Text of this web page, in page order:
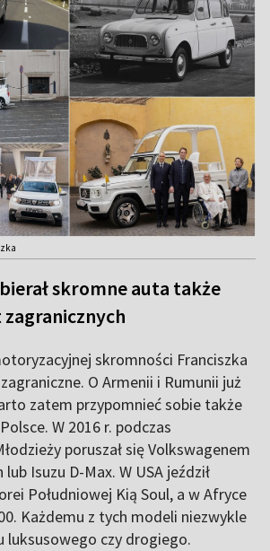
skromne auta także
skromności Franciszka
O Armenii i Rumunii już
zatem przypomnieć sobie także
W 2016 r. podczas
poruszał się Volkswagenem
Isuzu D-Max. W USA jeździł
Południowej Kią Soul, a w Afryce
Każdemu z tych modeli niezwykle
luksusowego czy drogiego.